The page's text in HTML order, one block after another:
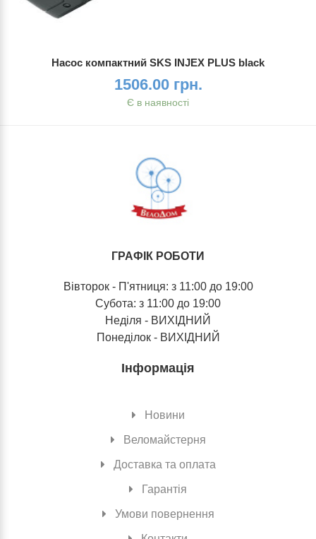
Насос компактний SKS INJEX PLUS black
1506.00 грн.
Є в наявності
ГРАФІК РОБОТИ
Вівторок - П'ятниця: з 11:00 до 19:00
Субота: з 11:00 до 19:00
Неділя - ВИХІДНИЙ
Понеділок - ВИХІДНИЙ
Інформація
Новини
Веломайстерня
Доставка та оплата
Гарантія
Умови повернення